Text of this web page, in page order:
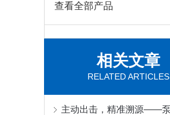
查看全部产品
相关文章
RELATED ARTICLES